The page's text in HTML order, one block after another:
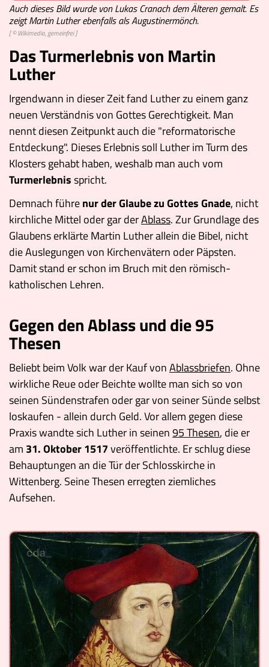
Auch dieses Bild wurde von Lukas Cranach dem Älteren gemalt. Es
zeigt Martin Luther ebenfalls als Augustinermönch.
[ © Wikimedia, gemeinfrei ]
Das Turmerlebnis von Martin
Luther
Irgendwann in dieser Zeit fand Luther zu einem ganz
neuen Verständnis von Gottes Gerechtigkeit. Man
nennt diesen Zeitpunkt auch die "reformatorische
Entdeckung". Dieses Erlebnis soll Luther im Turm des
Klosters gehabt haben, weshalb man auch vom
Turmerlebnisspricht.
Demnach führenur der Glaube zu Gottes Gnade, nicht
kirchliche Mittel oder gar derAblass. Zur Grundlage des
Glaubens erklärte Martin Luther allein die Bibel, nicht
die Auslegungen von Kirchenvätern oder Päpsten.
Damit stand er schon im Bruch mit den römisch-
katholischen Lehren.
Gegen den Ablass und die 95
Thesen
Beliebt beim Volk war der Kauf vonAblassbriefen. Ohne
wirkliche Reue oder Beichte wollte man sich so von
seinen Sündenstrafen oder gar von seiner Sünde selbst
loskaufen - allein durch Geld. Vor allem gegen diese
Praxis wandte sich Luther in seinen95 Thesen, die er
am 31. Oktober 1517veröffentlichte. Er schlug diese
Behauptungen an die Tür der Schlosskirche in
Wittenberg. Seine Thesen erregten ziemliches
Aufsehen.